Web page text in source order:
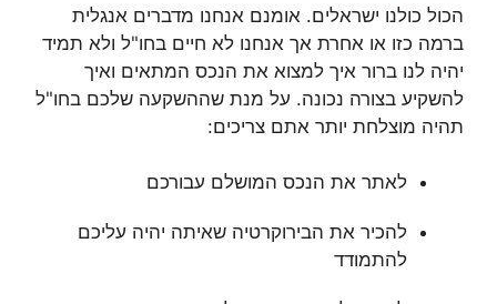
הכול כולנו ישראלים. אומנם אנחנו מדברים אנגלית
ברמה כזו או אחרת אך אנחנו לא חיים בחו"ל ולא תמיד
יהיה לנו ברור איך למצוא את הנכס המתאים ואיך
להשקיע בצורה נכונה. על מנת שההשקעה שלכם בחו"ל
תהיה מוצלחת יותר אתם צריכים:
לאתר את הנכס המושלם עבורכם
להכיר את הבירוקרטיה שאיתה יהיה עליכם
להתמודד